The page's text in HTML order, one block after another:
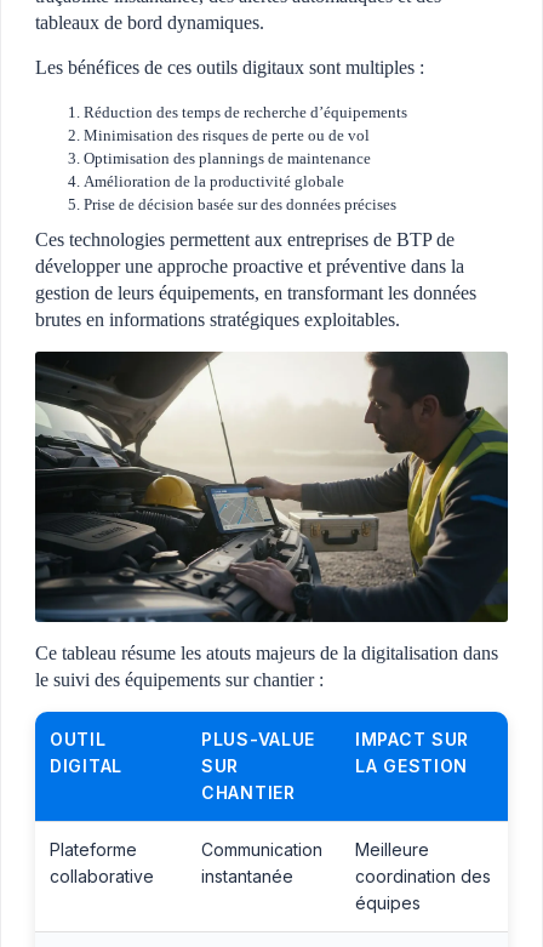
tableaux de bord dynamiques.
Les bénéfices de ces outils digitaux sont multiples :
Réduction des temps de recherche d’équipements
Minimisation des risques de perte ou de vol
Optimisation des plannings de maintenance
Amélioration de la productivité globale
Prise de décision basée sur des données précises
Ces technologies permettent aux entreprises de BTP de
développer une approche proactive et préventive dans la
gestion de leurs équipements, en transformant les données
brutes en informations stratégiques exploitables.
Ce tableau résume les atouts majeurs de la digitalisation dans
le suivi des équipements sur chantier :
OUTIL
DIGITAL
PLUS-VALUE
SUR
CHANTIER
IMPACT SUR
LA GESTION
Plateforme
collaborative
Communication
instantanée
Meilleure
coordination des
équipes